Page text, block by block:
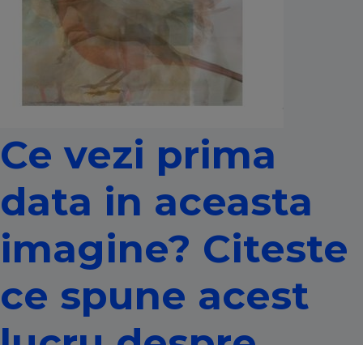
Ce vezi prima
data in aceasta
imagine? Citeste
ce spune acest